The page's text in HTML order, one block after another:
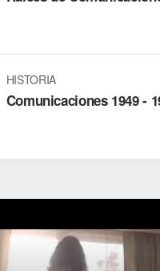
HISTORIA
Comunicaciones 1949 -